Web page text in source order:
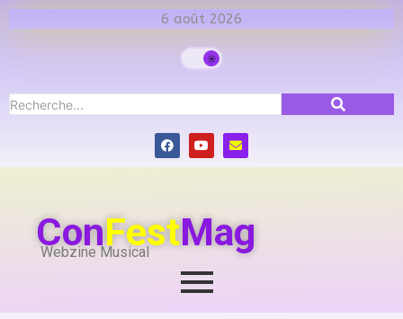
6 août 2026
ConFestMag
Webzine Musical